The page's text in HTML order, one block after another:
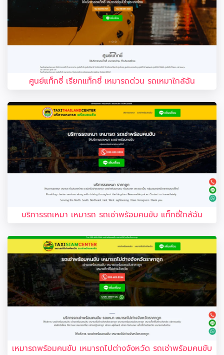
ศูนย์แท็กซี่ เรียกแท็กซี่ เหมารถด่วน รถเหมาใกล้ฉัน
บริการรถเหมา เหมารถ รถเช่าพร้อมคนขับ แท็กซี่ใกล้ฉัน
เหมารถพร้อมคนขับ เหมารถไปต่างจังหวัด รถเช่าพร้อมคนขับ